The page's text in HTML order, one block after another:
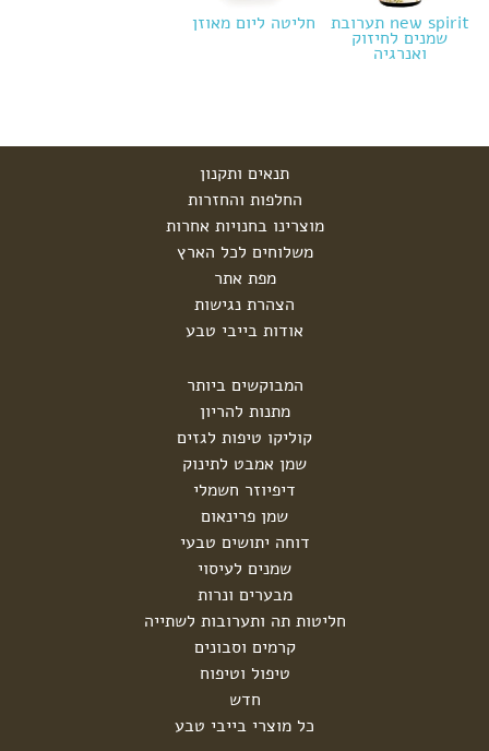
new spirit תערובת
שמנים לחיזוק
ואנרגיה
חליטה ליום מאוזן
תנאים ותקנון
החלפות והחזרות
מוצרינו בחנויות אחרות
משלוחים לכל הארץ
מפת אתר
הצהרת נגישות
אודות בייבי טבע
המבוקשים ביותר
מתנות להריון
קוליקו טיפות לגזים
שמן אמבט לתינוק
דיפיוזר חשמלי
שמן פרינאום
דוחה יתושים טבעי
שמנים לעיסוי
מבערים ונרות
חליטות תה ותערובות לשתייה
קרמים וסבונים
טיפול וטיפוח
חדש
כל מוצרי בייבי טבע